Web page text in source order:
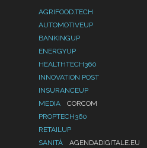
AGRIFOOD.TECH
AUTOMOTIVEUP
BANKINGUP
ENERGYUP
HEALTHTECH360
INNOVATION POST
INSURANCEUP
MEDIA
CORCOM
PROPTECH360
RETAILUP
SANITÀ
AGENDADIGITALE.EU